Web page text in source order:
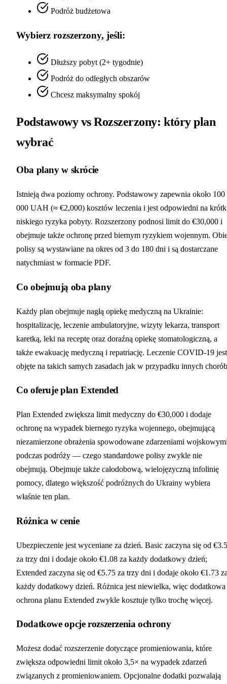
Podróż budżetowa
Wybierz rozszerzony, jeśli:
Dłuższy pobyt (2+ tygodnie)
Podróż do odległych obszarów
Chcesz maksymalny spokój
Podstawowy vs Rozszerzony: który plan
wybrać
Oba plany w skrócie
Istnieją dwa poziomy ochrony. Podstawowy zapewnia około 100
000 UAH (≈ €2,000) kosztów leczenia i jest odpowiedni na
niskiego ryzyka pobyty. Rozszerzony podnosi limit do €30,000 i
obejmuje także ochronę przed biernym ryzykiem wojennym.
polisy są wystawiane na okres od 3 do 180 dni i są dostarczane
natychmiast w formacie PDF.
Co obejmują oba plany
Każdy plan obejmuje nagłą opiekę medyczną na Ukrainie:
hospitalizację, leczenie ambulatoryjne, wizyty lekarza, transport
karetką, leki na receptę oraz doraźną opiekę stomatologiczną, a
także ewakuację medyczną i repatriację. Leczenie COVID-19 jest
objęte na takich samych zasadach jak w przypadku innych
Co oferuje plan Extended
Plan Extended zwiększa limit medyczny do €30,000 i dodaje
ochronę na wypadek biernego ryzyka wojennego, obejmującą
niezamierzone obrażenia spowodowane zdarzeniami
podczas podróży — czego standardowe polisy zwykle nie
obejmują. Obejmuje także całodobową, wielojęzyczną infolinię
pomocy, dlatego większość podróżnych do Ukrainy wybiera
właśnie ten plan.
Różnica w cenie
Ubezpieczenie jest wyceniane za dzień. Basic zaczyna się od
za trzy dni i dodaje około €1.08 za każdy dodatkowy dzień;
Extended zaczyna się od €5.75 za trzy dni i dodaje około €1.73
każdy dodatkowy dzień. Różnica jest niewielka, więc dodatkowa
ochrona planu Extended zwykle kosztuje tylko trochę więcej.
Dodatkowe opcje rozszerzenia ochrony
Możesz dodać rozszerzenie dotyczące promieniowania, które
zwiększa odpowiedni limit około 3,5× na wypadek zdarzeń
związanych z promieniowaniem. Opcjonalne dodatki pozwalają